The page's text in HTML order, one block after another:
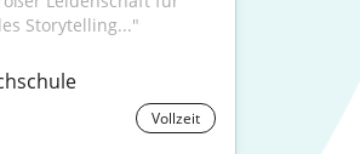
Storytelling..."
Vollzeit